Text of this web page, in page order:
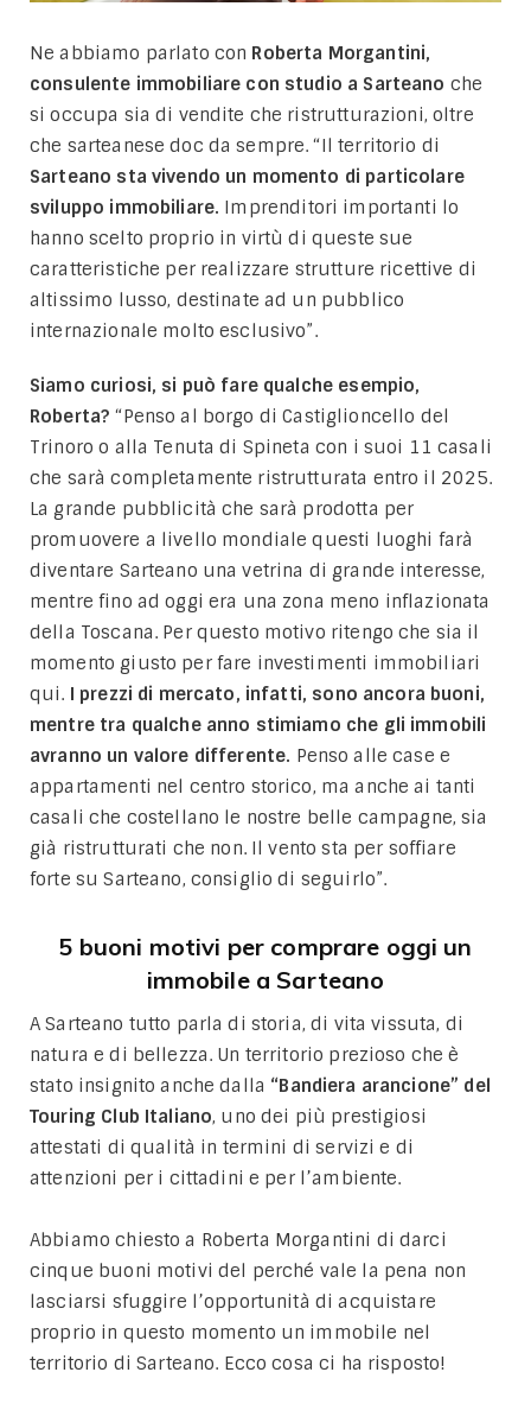
Ne abbiamo parlato con Roberta Morgantini,
consulente immobiliare con studio a Sarteano che
si occupa sia di vendite che ristrutturazioni, oltre
che sarteanese doc da sempre. “Il territorio di
Sarteano sta vivendo un momento di particolare
sviluppo immobiliare. Imprenditori importanti lo
hanno scelto proprio in virtù di queste sue
caratteristiche per realizzare strutture ricettive di
altissimo lusso, destinate ad un pubblico
internazionale molto esclusivo”.
Siamo curiosi, si può fare qualche esempio,
Roberta? “Penso al borgo di Castiglioncello del
Trinoro o alla Tenuta di Spineta con i suoi 11 casali
che sarà completamente ristrutturata entro il 2025.
La grande pubblicità che sarà prodotta per
promuovere a livello mondiale questi luoghi farà
diventare Sarteano una vetrina di grande interesse,
mentre fino ad oggi era una zona meno inflazionata
della Toscana. Per questo motivo ritengo che sia il
momento giusto per fare investimenti immobiliari
qui. I prezzi di mercato, infatti, sono ancora buoni,
mentre tra qualche anno stimiamo che gli immobili
avranno un valore differente. Penso alle case e
appartamenti nel centro storico, ma anche ai tanti
casali che costellano le nostre belle campagne, sia
già ristrutturati che non. Il vento sta per soffiare
forte su Sarteano, consiglio di seguirlo”.
5 buoni motivi per comprare oggi un
immobile a Sarteano
A Sarteano tutto parla di storia, di vita vissuta, di
natura e di bellezza. Un territorio prezioso che è
stato insignito anche dalla “Bandiera arancione” del
Touring Club Italiano, uno dei più prestigiosi
attestati di qualità in termini di servizi e di
attenzioni per i cittadini e per l’ambiente.
Abbiamo chiesto a Roberta Morgantini di darci
cinque buoni motivi del perché vale la pena non
lasciarsi sfuggire l’opportunità di acquistare
proprio in questo momento un immobile nel
territorio di Sarteano. Ecco cosa ci ha risposto!